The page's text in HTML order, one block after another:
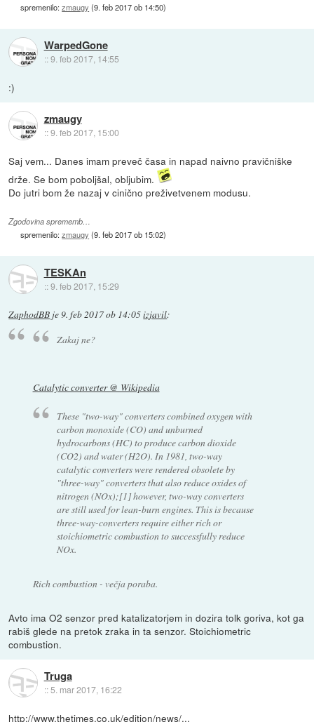
spremenilo:zmaugy (9. feb 2017 ob 14:50)
WarpedGone
::9. feb 2017, 14:55
:)
zmaugy
::9. feb 2017, 15:00
Saj vem... Danes imam preveč časa in napad naivno pravičniške
drže. Se bom poboljšal, obljubim.
Do jutri bom že nazaj v cinično preživetvenem modusu.
Zgodovina sprememb…
spremenilo:zmaugy (9. feb 2017 ob 15:02)
TESKAn
::9. feb 2017, 15:29
ZaphodBB je9. feb 2017 ob 14:05izjavil:
Zakaj ne?
Catalytic converter @ Wikipedia
These "two-way" converters combined oxygen with
carbon monoxide (CO) and unburned
hydrocarbons (HC) to produce carbon dioxide
(CO2) and water (H2O). In 1981, two-way
catalytic converters were rendered obsolete by
"three-way" converters that also reduce oxides of
nitrogen (NOx);[1] however, two-way converters
are still used for lean-burn engines. This is because
three-way-converters require either rich or
stoichiometric combustion to successfully reduce
NOx.
Rich combustion - večja poraba.
Avto ima O2 senzor pred katalizatorjem in dozira tolk goriva, kot ga
rabiš glede na pretok zraka in ta senzor. Stoichiometric
combustion.
Truga
::5. mar 2017, 16:22
http://www.thetimes.co.uk/edition/news/...